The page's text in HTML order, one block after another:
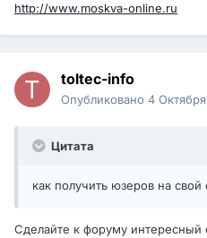
http://www.moskva-online.ru
toltec-info
Опубликовано 4
Цитата
как получить юзеров на свой
Сделайте к форуму